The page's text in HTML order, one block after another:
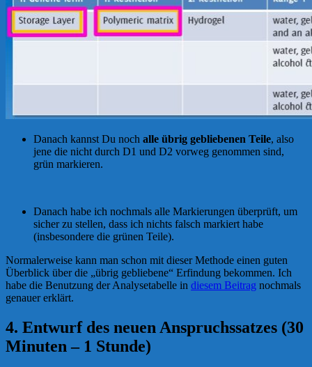
Danach kannst Du noch alle übrig gebliebenen Teile, also
jene die nicht durch D1 und D2 vorweg genommen sind,
grün markieren.
Danach habe ich nochmals alle Markierungen überprüft, um
sicher zu stellen, dass ich nichts falsch markiert habe
(insbesondere die grünen Teile).
Normalerweise kann man schon mit dieser Methode einen guten
Überblick über die „übrig gebliebene“ Erfindung bekommen. Ich
habe die Benutzung der Analysetabelle in diesem Beitrag nochmals
genauer erklärt.
4. Entwurf des neuen Anspruchssatzes (30
Minuten – 1 Stunde)